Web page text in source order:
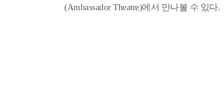
(Ambassador Theatre)에서 만나볼 수 있다.